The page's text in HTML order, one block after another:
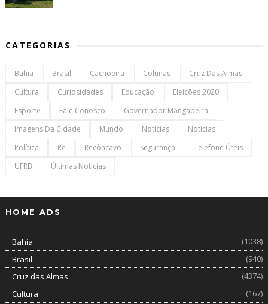
CATEGORIAS
Bahia Brasil Cachoeira Colunas
Cruz Das Almas
Cultura
Curiosidades Educação
Eleições 2020
Esporte
Fale Conosco
Governador Mangabeira
Imagens Da Cidade
Mundo Noticias
Notícias
Política
Re Recôncavo Segurança
Telefone Úteis
UFRB
Últimas Notícias
HOME ADS
Bahia
(1038)
Brasil
(940)
Cruz das Almas
(4374)
Cultura
(167)